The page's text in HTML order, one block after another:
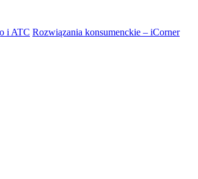
i ATC Rozwiązania konsumenckie – iCorner